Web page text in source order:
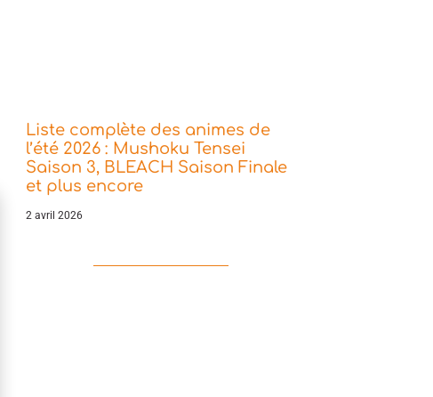
Liste complète des animes de
l’été 2026 : Mushoku Tensei
Saison 3, BLEACH Saison Finale
et plus encore
2 avril 2026